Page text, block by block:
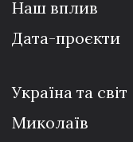
Наш вплив
Дата-проєкти
Україна та світ
Миколаїв